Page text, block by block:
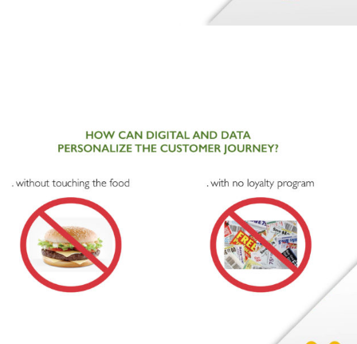
.
EXPÉRIENCE
UTILISATEUR
FORMATIONS TRANSFORMATION DIGITALE